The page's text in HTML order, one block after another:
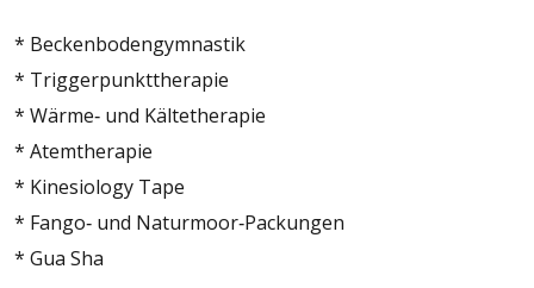
* Beckenbodengymnastik
* Triggerpunkttherapie
* Wärme‑ und Kältetherapie
* Atemtherapie
* Kinesiology Tape
* Fango‑ und Naturmoor‑Packungen
* Gua Sha